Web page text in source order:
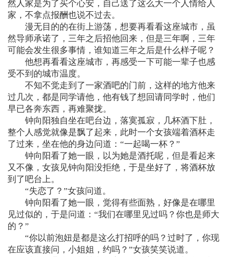
然人家是为了买个心安，自己送了这么大一个人情给人
家，不拿点报酬也说不过去。
漫无目的的在街上游荡，想要再看看这座城市，虽
然导师承诺了，三年之后招他回来，但是三年啊，三年
可能会发生很多事情，谁知道三年之后是什么样子呢？
他想再看看这座城市，再感受一下可能一辈子也感
受不到的城市温度。
不知不觉走到了一家酒吧的门前，这样的地方他来
过几次，都是同学请他，他有钱了想回请同学时，他们
早已各奔东西，再难聚拢。
钟向阳独自坐在吧台边，落寞孤寂，几杯酒下肚，
整个人感觉就像是飘了起来，此时一个女孩端着酒杯走
了过来，坐在他的身边问道：“一起喝一杯？”
钟向阳看了她一眼，以为她是酒托呢，但是看起来
又不像，女孩见钟向阳没拒绝，于是坐好了，将酒杯放
到了吧台上。
“失恋了？”女孩问道。
钟向阳看了她一眼，觉得有些面熟，好像是在哪里
见过似的，于是问道：“我们在哪里见过吗？你也是师大
的？”
“你以前泡妞是都是这么打招呼的吗？过时了，你现
在应该直接问，小姐姐，约吗？”女孩笑笑说道。